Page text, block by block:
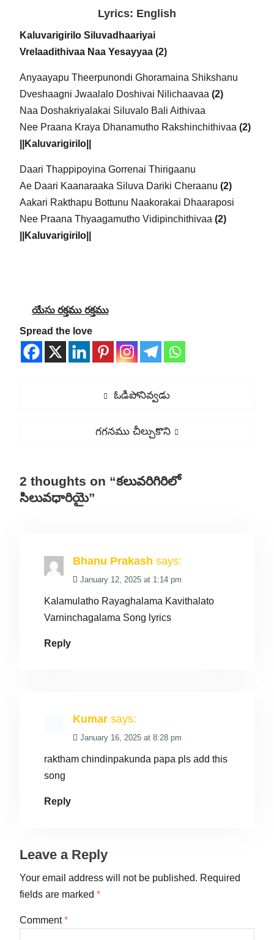
Lyrics: English
Kaluvarigirilo Siluvadhaariyai
Vrelaadithivaa Naa Yesayyaa (2)
Anyaayapu Theerpunondi Ghoramaina Shikshanu
Dveshaagni Jwaalalo Doshivai Nilichaavaa (2)
Naa Doshakriyalakai Siluvalo Bali Aithivaa
Nee Praana Kraya Dhanamutho Rakshinchithivaa (2)
||Kaluvarigirilo||
Daari Thappipoyina Gorrenai Thirigaanu
Ae Daari Kaanaraaka Siluva Dariki Cheraanu (2)
Aakari Rakthapu Bottunu Naakorakai Dhaaraposi
Nee Praana Thyaagamutho Vidipinchithivaa (2)
||Kaluvarigirilo||
యేసు రక్తము రక్తము
Spread the love
Previous
ఓడిపోనివ్వడు
Next
గగనము చీల్చుకొని
2 thoughts on “కలువరిగిరిలో
సిలువధారియై”
Bhanu Prakash says:
January 12, 2025 at 1:14 pm
Kalamulatho Rayaghalama Kavithalato
Varninchagalama Song lyrics
Reply
Kumar says:
January 16, 2025 at 8:28 pm
raktham chindinpakunda papa pls add this
song
Reply
Leave a Reply
Your email address will not be published. Required
fields are marked *
Comment*